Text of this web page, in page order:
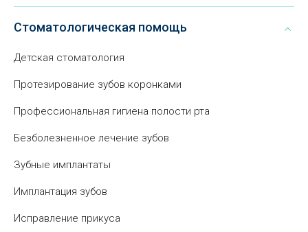
Стоматологическая помощь
Детская стоматология
Протезирование зубов коронками
Профессиональная гигиена полости рта
Безболезненное лечение зубов
Зубные имплантаты
Имплантация зубов
Исправление прикуса